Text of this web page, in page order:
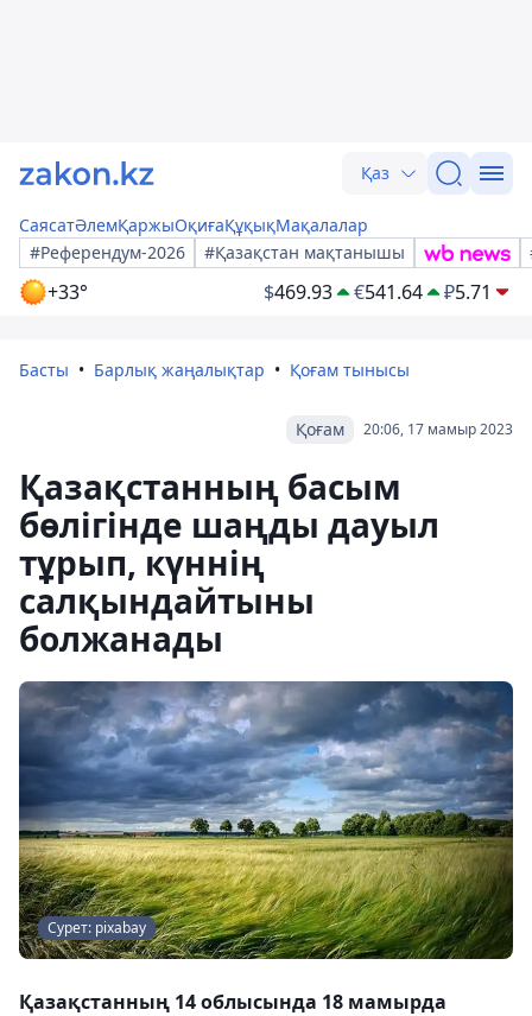
Қаз
СаясатӘлемҚаржыОқиғаҚұқықМақалалар
#Референдум-2026
#Қазақстан мақтанышы
+33° $469.93 €541.64 ₽5.71
Басты Барлық жаңалықтар Қоғам тынысы
20:06, 17 мамыр 2023
Қоғам
Қазақстанның басым
бөлігінде шаңды дауыл
тұрып, күннің
салқындайтыны
болжанады
Сурет: pixabay
Қазақстанның 14 облысында 18 мамырда